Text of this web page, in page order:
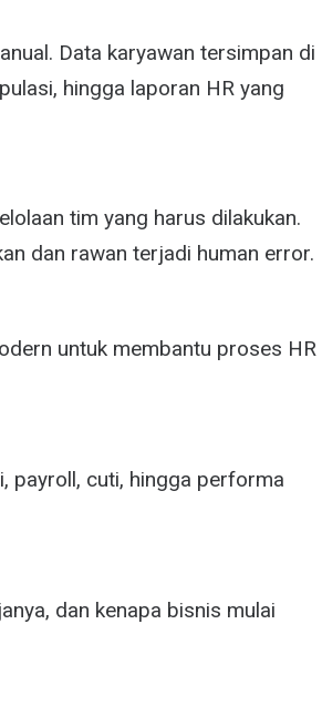
Data karyawan tersimpan di
hingga laporan HR yang
tim yang harus dilakukan.
dan rawan terjadi human error.
untuk membantu proses HR
payroll, cuti, hingga performa
dan kenapa bisnis mulai